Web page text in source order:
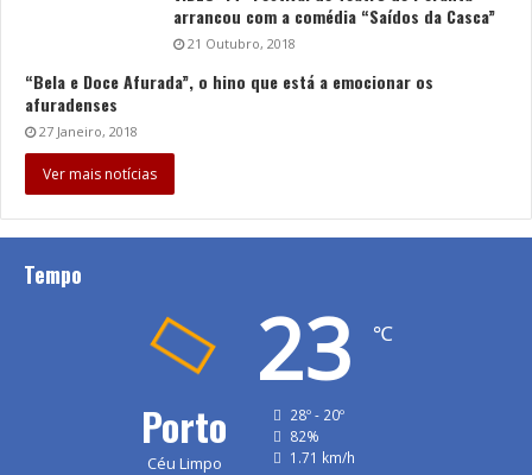
arrancou com a comédia “Saídos da Casca”
21 Outubro, 2018
“Bela e Doce Afurada”, o hino que está a emocionar os
afuradenses
27 Janeiro, 2018
Ver mais notícias
Tempo
Porto
Céu Limpo
23 ℃
28º - 20º
82%
1.71 km/h